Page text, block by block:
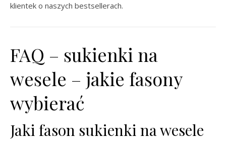
klientek o naszych bestsellerach.
FAQ – sukienki na
wesele – jakie fasony
wybierać
Jaki fason sukienki na wesele